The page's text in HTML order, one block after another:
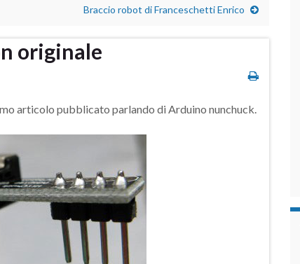
Braccio robot di Franceschetti Enrico
originale
articolo pubblicato parlando di Arduino nunchuck.